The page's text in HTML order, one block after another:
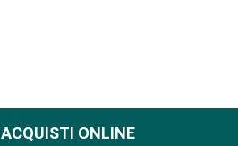
ACQUISTI ONLINE